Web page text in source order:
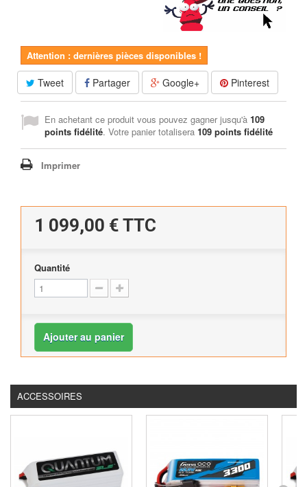
Attention : dernières pièces disponibles !
Tweet Partager Google+ Pinterest
En achetant ce produit vous pouvez gagner jusqu'à 109
points fidélité. Votre panier totalisera 109 points fidélité
Imprimer
1 099,00 € TTC
Quantité
Ajouter au panier
ACCESSOIRES